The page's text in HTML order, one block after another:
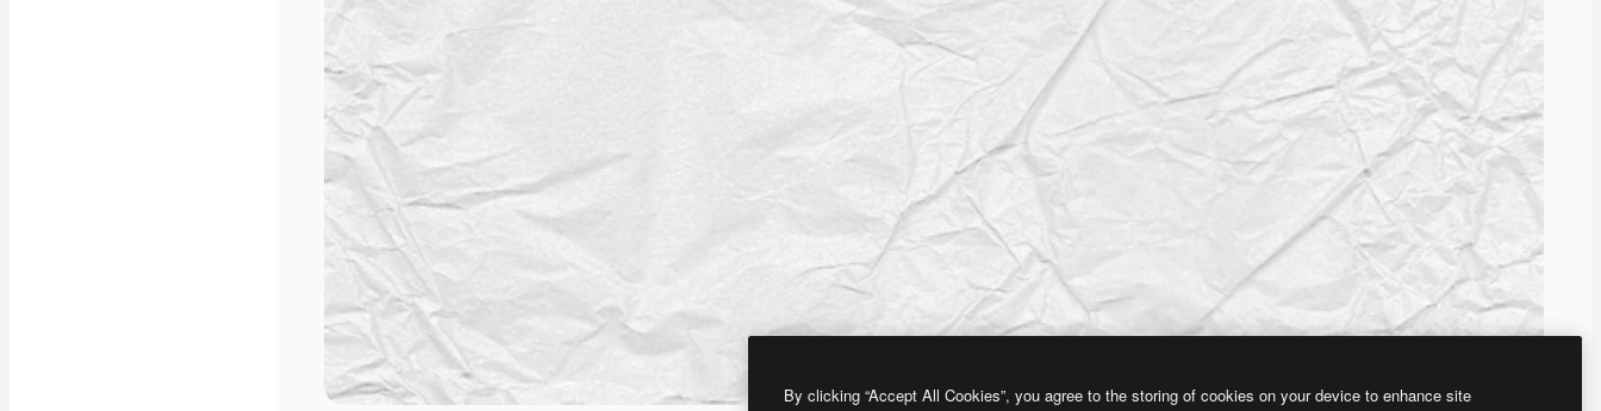
By clicking “Accept All Cookies”, you agree to the storing of cookies on your device to enhance site